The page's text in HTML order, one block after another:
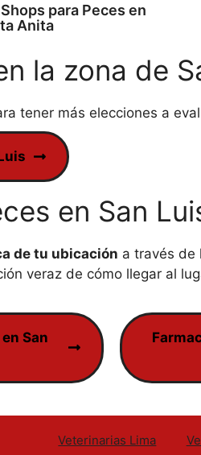
para Peces en
Anita
la zona de
tener más elecciones a
en San
de tu ubicación a través de
veraz de cómo llegar al
San
Veterinarias Lima